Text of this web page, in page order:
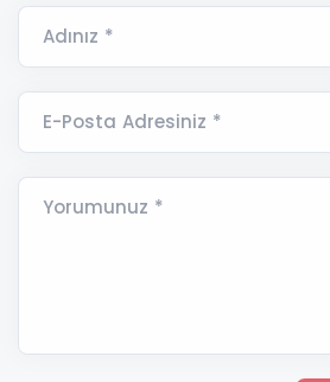
Adınız *
E-Posta Adresiniz *
Yorumunuz *